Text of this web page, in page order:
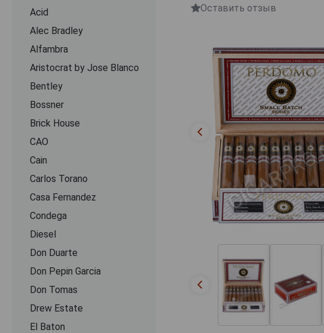
Acid
Alec Bradley
Alfambra
Aristocrat by Jose Blanco
Bentley
Bossner
Brick House
CAO
Cain
Carlos Torano
Casa Fernandez
Condega
Diesel
Don Duarte
Don Pepin Garcia
Don Tomas
Drew Estate
El Baton
Оставить отзыв